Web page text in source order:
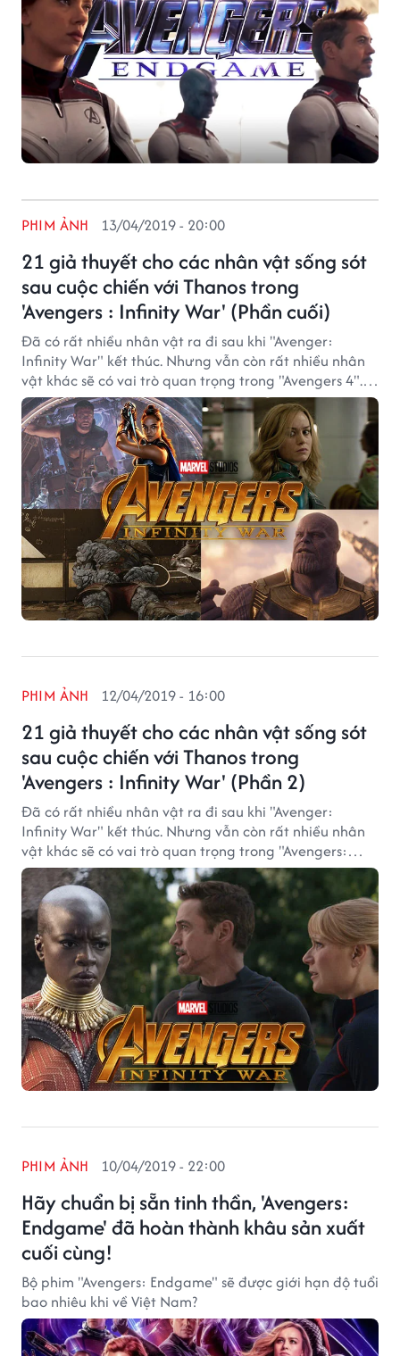
21 giả thuyết cho các nhân vật sống sót
sau cuộc chiến với Thanos trong
'Avengers : Infinity War' (Phần cuối)
PHIM ẢNH 13/04/2019 - 20:00
Đã có rất nhiều nhân vật ra đi sau khi "Avenger:
Infinity War" kết thúc. Nhưng vẫn còn rất nhiều nhân
vật khác sẽ có vai trò quan trọng trong "Avengers 4". Vì
vậy nhiều người hâm mộ đã đặt ra giả thuyết cho
những nhân vật còn lại này.
21 giả thuyết cho các nhân vật sống sót
sau cuộc chiến với Thanos trong
'Avengers : Infinity War' (Phần 2)
PHIM ẢNH 12/04/2019 - 16:00
Đã có rất nhiều nhân vật ra đi sau khi "Avenger:
Infinity War" kết thúc. Nhưng vẫn còn rất nhiều nhân
vật khác sẽ có vai trò quan trọng trong "Avengers:
Endgame" Vì vậy nhiều người hâm mộ đã đặt ra giả
thuyết cho những nhân vật còn lại này,
Hãy chuẩn bị sẵn tinh thần, 'Avengers:
Endgame' đã hoàn thành khâu sản xuất
cuối cùng!
PHIM ẢNH 10/04/2019 - 22:00
Bộ phim "Avengers: Endgame" sẽ được giới hạn độ tuổi
bao nhiêu khi về Việt Nam?